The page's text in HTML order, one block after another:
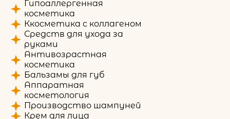
Гипоаллергенная
косметика
Ккосметика с коллагеном
Средств для ухода за
руками
Антивозрастная
косметика
Бальзамы для губ
Аппаратная
косметология
Производство шампуней
Крем для лица